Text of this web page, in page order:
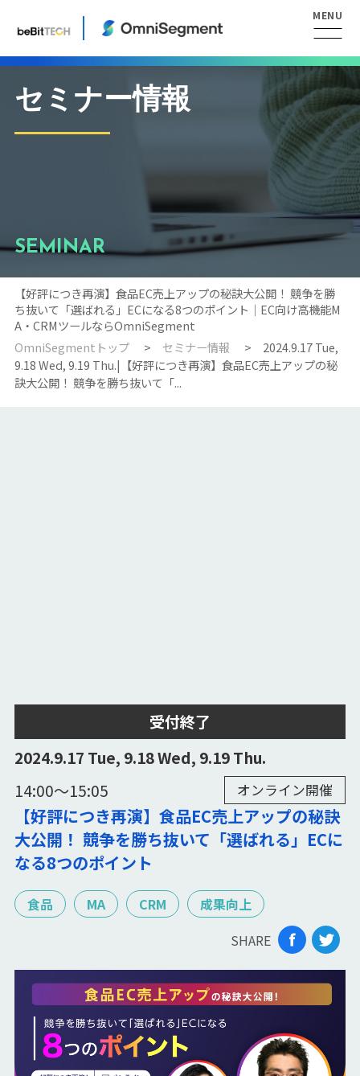
セミナー情報
SEMINAR
【好評につき再演】食品EC売上アップの秘訣大公開！ 競争を勝
ち抜いて「選ばれる」ECになる8つのポイント｜EC向け高機能M
A・CRMツールならOmniSegment
OmniSegmentトップ
セミナー情報
2024.9.17 Tue,
9.18 Wed, 9.19 Thu.|【好評につき再演】食品EC売上アップの秘
訣大公開！ 競争を勝ち抜いて「...
受付終了
2024.9.17 Tue, 9.18 Wed, 9.19 Thu.
14:00〜15:05
オンライン開催
【好評につき再演】食品EC売上アップの秘訣
大公開！ 競争を勝ち抜いて「選ばれる」ECに
なる8つのポイント
食品 MA CRM
成果向上
SHARE